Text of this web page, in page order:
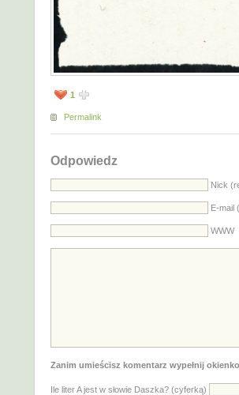
1
Permalink
Odpowiedz
Nick
E-mail
WWW
Zanim umieścisz komentarz wypełnij
Ile liter A jest w słowie Daszka? (cyferką)